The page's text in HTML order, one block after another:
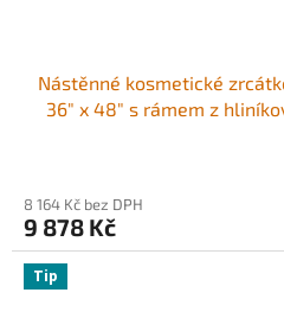
Nástěnné kosmetické
36" x 48" s rámem z
8 164 Kč bez DPH
9 878 Kč
Tip